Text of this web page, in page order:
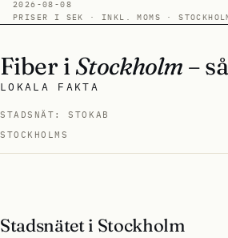
2026-08-08
PRISER I SEK · INKL. MOMS ·
Fiber i Stockholm –
LOKALA FAKTA
STADSNÄT: STOKAB
STOCKHOLMS
Stadsnätet i Stockholm